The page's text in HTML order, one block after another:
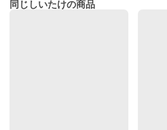
同じしいたけの商品